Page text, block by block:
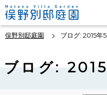
俣野別邸庭園 ブログ: 2015年
ブログ: